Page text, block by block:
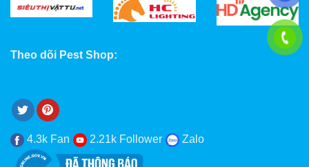
Theo dõi Pest Shop:
4.3k Fan 2.21k Follower Zalo